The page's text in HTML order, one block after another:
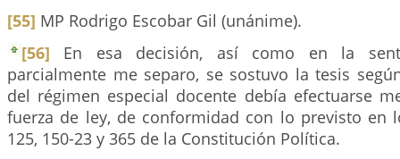
[55] MP Rodrigo Escobar Gil (unánime).
[56] En esa decisión, así como en la
parcialmente me separo, se sostuvo la tesis
del régimen especial docente debía efectuarse
fuerza de ley, de conformidad con lo previsto en
125, 150-23 y 365 de la Constitución Política.